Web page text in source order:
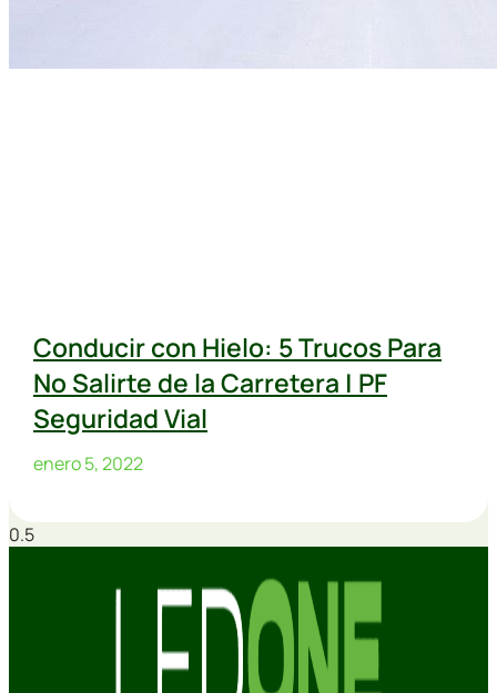
Conducir con Hielo: 5 Trucos Para
No Salirte de la Carretera | PF
Seguridad Vial
enero 5, 2022